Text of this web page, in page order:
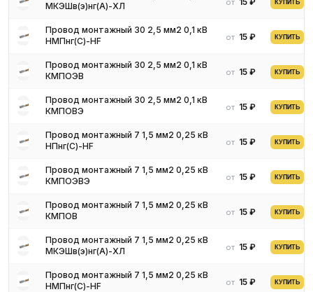
МКЭШв(э)нг(A)-ХЛ
от КУПИТЬ
Провод монтажный 30 2,5 мм2 0,1 кВ
НМПнг(С)-HF
от 15 ₽ КУПИТЬ
Провод монтажный 30 2,5 мм2 0,1 кВ
КМПОЭВ
от 15 ₽ КУПИТЬ
Провод монтажный 30 2,5 мм2 0,1 кВ
КМПОВЭ
от 15 ₽ КУПИТЬ
Провод монтажный 7 1,5 мм2 0,25 кВ
НПнг(С)-HF
от 15 ₽ КУПИТЬ
Провод монтажный 7 1,5 мм2 0,25 кВ
КМПОЭВЭ
от 15 ₽ КУПИТЬ
Провод монтажный 7 1,5 мм2 0,25 кВ
КМПОВ
от 15 ₽ КУПИТЬ
Провод монтажный 7 1,5 мм2 0,25 кВ
МКЭШв(э)нг(A)-ХЛ
от 15 ₽ КУПИТЬ
Провод монтажный 7 1,5 мм2 0,25 кВ
НМПнг(С)-HF
от 15 ₽ КУПИТЬ